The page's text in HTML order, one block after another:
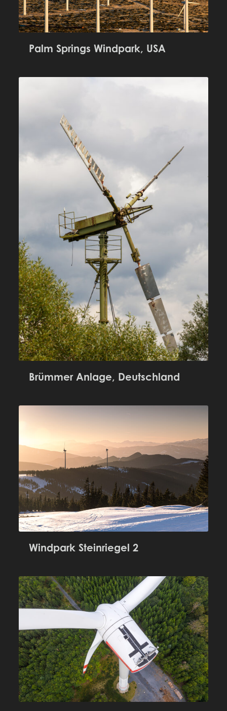
Palm Springs Windpark, USA
Brümmer Anlage, Deutschland
Windpark Steinriegel 2